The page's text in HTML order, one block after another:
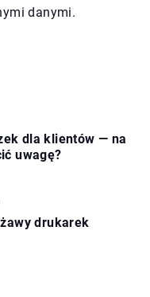
danymi.
dla klientów — na
uwagę?
drukarek